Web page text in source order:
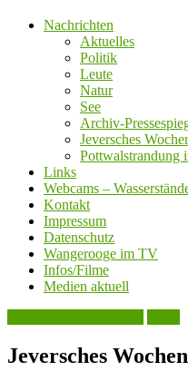
Nachrichten
Aktuelles
Politik
Leute
Natur
See
Archiv-
Jeversches
Pottwalstrandung
Links
Webcams –
Kontakt
Impressum
Datenschutz
Wangerooge im TV
Infos/Filme
Medien aktuell
Jeversches